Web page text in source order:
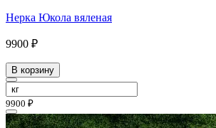
Нерка Юкола вяленая
9900 ₽
В корзину
9900 ₽